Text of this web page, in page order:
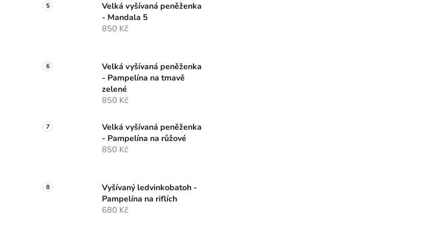
Velká vyšívaná peněženka
- Mandala 5
850 Kč
Velká vyšívaná peněženka
- Pampelína na tmavě
zelené
850 Kč
Velká vyšívaná peněženka
- Pampelína na růžové
850 Kč
Vyšívaný ledvinkobatoh -
Pampelína na riflích
680 Kč